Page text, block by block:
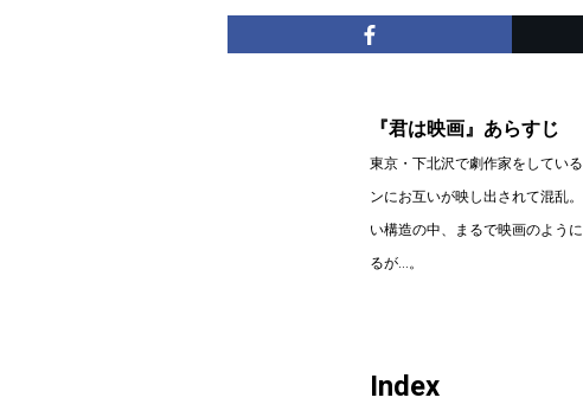
『君は映画』あらすじ
東京・下北沢で劇作家をしてい
ンにお互いが映し出されて混乱
い構造の中、まるで映画のよう
るが…。
Index